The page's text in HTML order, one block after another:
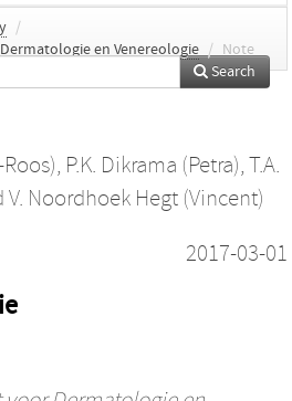
/
en Venereologie / Note
Search
, P.K. Dikrama (Petra), T.A.
V. Noordhoek Hegt (Vincent)
2017-03-01